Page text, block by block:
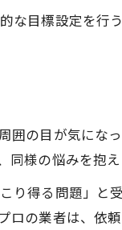
ごみ屋敷片付け
な目標設定を
囲の目が気に
様の悩みを抱え
り得る問題」
ロの業者は、